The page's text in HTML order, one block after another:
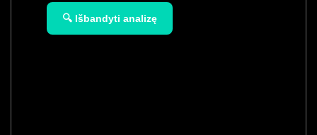
🔍 Išbandyti analizę